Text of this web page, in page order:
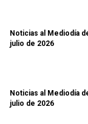
Noticias al Mediodía
julio de 2026
Noticias al Mediodía
julio de 2026